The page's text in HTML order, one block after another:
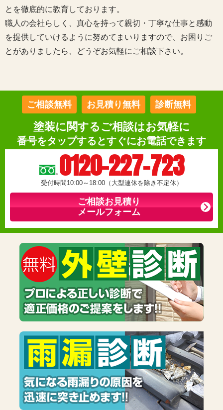
とを徹底的に教育しております。
職人の会社らしく、真心を持って親切・丁寧な仕事と感動
を提供していけるように努めてまいりますので、お困りご
とがありましたら、どうぞお気軽にご相談下さい。
ご相談無料 お見積り無料 診断無料
塗装に関するご相談はお気軽に
番号をタップするとすぐにお電話できます
0120-227-723
受付時間10:00～18:00（大型連休を除き不定休）
ご相談お見積り
メールフォーム